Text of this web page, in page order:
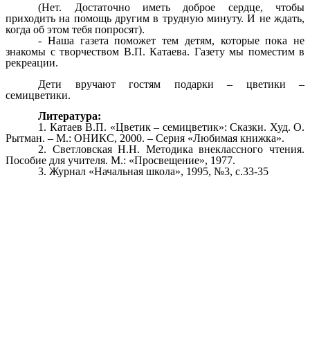
(Нет. Достаточно иметь доброе сердце, чтобы
приходить на помощь другим в трудную минуту. И не ждать,
когда об этом тебя попросят).
- Наша газета поможет тем детям, которые пока не
знакомы с творчеством В.П. Катаева. Газету мы поместим в
рекреации.
Дети вручают гостям подарки – цветики –
семицветики.
Литература:
Катаев В.П. «Цветик – семицветик»: Сказки. Худ. О.
Рытман. – М.: ОНИКС, 2000. – Серия «Любимая книжка».
Светловская Н.Н. Методика внеклассного чтения.
Пособие для учителя. М.: «Просвещение», 1977.
Журнал «Начальная школа», 1995, №3, с.33-35